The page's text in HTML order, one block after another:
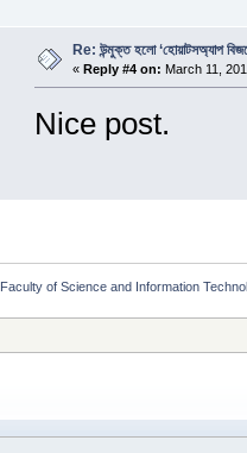
Re: উন্মুক্ত হলো ‘হোয়াটসঅ্যাপ
« Reply #4 on: March 11,
Nice post.
Faculty of Science and Information